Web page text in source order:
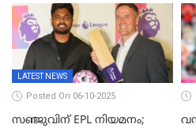
LATEST NEWS
Posted On 06-10-2025
സഞ്ജുവിന് EPL നിയമനം;